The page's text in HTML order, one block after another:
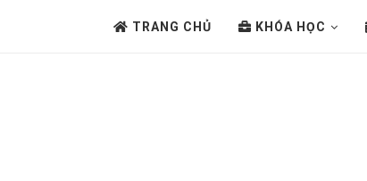
TRANG CHỦ KHÓA HỌC